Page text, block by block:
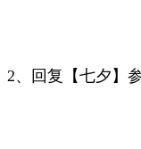
2、回复【七夕】